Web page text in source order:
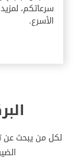
سرعاتكم،
الأسرع.
لكل من يبحث عن